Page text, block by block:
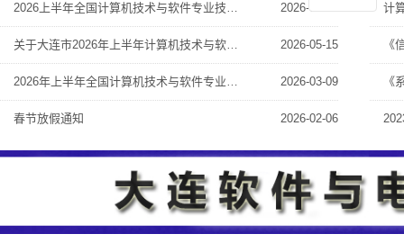
2026上半年全国计算机技术与软件专业技术资格（水平）考试成绩复查通知 2026-06-30
关于大连市2026年上半年计算机技术与软件专业技术资格（水平）考试 准考证打印通知 2026-05-15
2026年上半年全国计算机技术与软件专业技术资格(水平) 考试 大连考区报考通知 2026-03-09
春节放假通知 2026-02-06